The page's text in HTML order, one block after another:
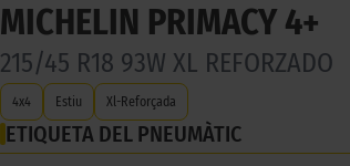
MICHELIN PRIMACY 4+
215/45 R18 93W XL REFORZADO
4x4 Estiu Xl-Reforçada
ETIQUETA DEL PNEUMÀTIC